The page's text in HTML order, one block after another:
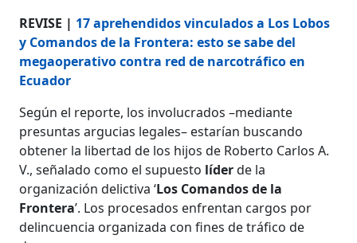
REVISE | 17 aprehendidos vinculados a Los Lobos
y Comandos de la Frontera: esto se sabe del
megaoperativo contra red de narcotráfico en
Ecuador
Según el reporte, los involucrados –mediante
presuntas argucias legales– estarían buscando
obtener la libertad de los hijos de Roberto Carlos A.
V., señalado como el supuesto líderde la
organización delictiva ‘Los Comandos de la
Frontera’. Los procesados enfrentan cargos por
delincuencia organizada con fines de tráfico de